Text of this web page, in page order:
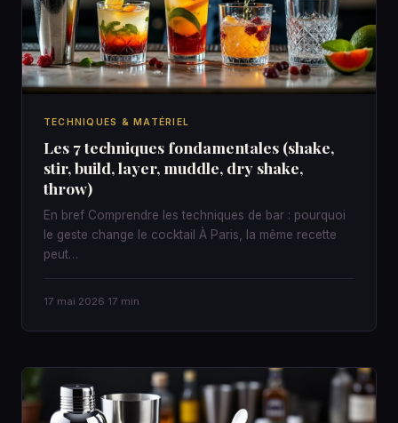
TECHNIQUES & MATÉRIEL
Les 7 techniques fondamentales (shake,
stir, build, layer, muddle, dry shake,
throw)
En bref Comprendre les techniques de bar : pourquoi
le geste change le cocktail À Paris, la même recette
peut…
17 mai 2026 17 min